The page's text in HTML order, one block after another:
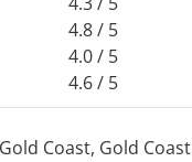
4.8 / 5
4.0 / 5
4.6 / 5
Coast, Gold Coast